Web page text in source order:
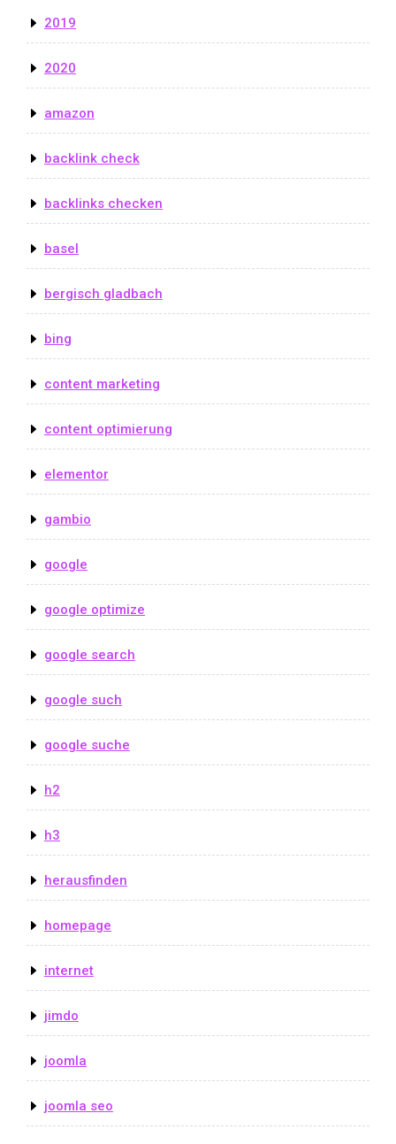
2019
2020
amazon
backlink check
backlinks checken
basel
bergisch gladbach
bing
content marketing
content optimierung
elementor
gambio
google
google optimize
google search
google such
google suche
h2
h3
herausfinden
homepage
internet
jimdo
joomla
joomla seo